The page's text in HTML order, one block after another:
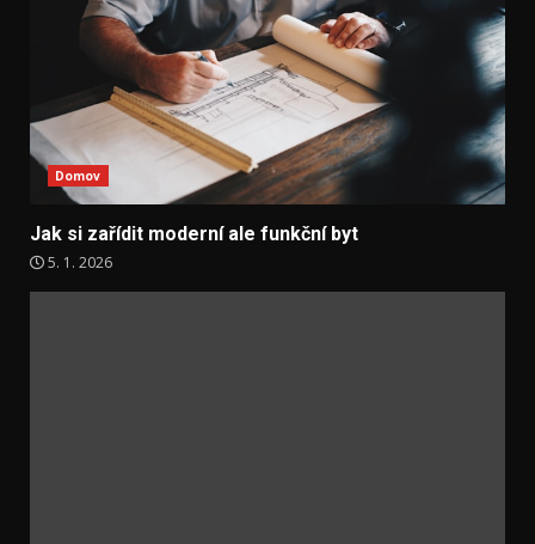
Domov
Jak si zařídit moderní ale funkční byt
5. 1. 2026